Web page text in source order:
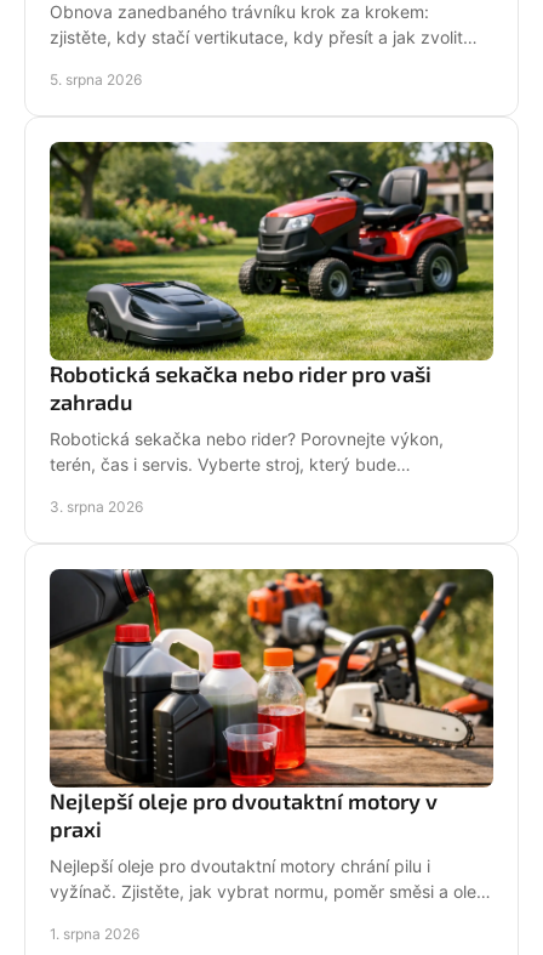
Obnova zanedbaného trávníku krok za krokem:
zjistěte, kdy stačí vertikutace, kdy přesít a jak zvolit
chyb
5. srpna 2026
Robotická sekačka nebo rider pro vaši
zahradu
Robotická sekačka nebo rider? Porovnejte výkon,
terén, čas i servis. Vyberte stroj, který bude
sezónu.
3. srpna 2026
Nejlepší oleje pro dvoutaktní motory v
praxi
Nejlepší oleje pro dvoutaktní motory chrání pilu i
vyžínač. Zjistěte, jak vybrat normu, poměr směsi a olej
1. srpna 2026